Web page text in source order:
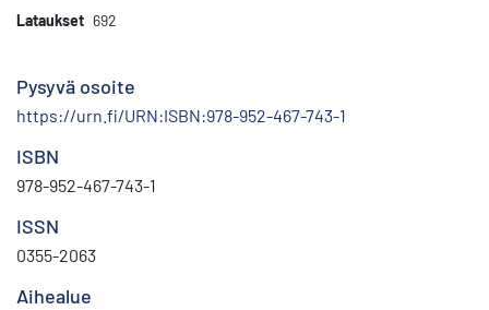
Lataukset 692
Pysyvä osoite
https://urn.fi/URN:ISBN:978-952-467-743-1
ISBN
978-952-467-743-1
ISSN
0355-2063
Aihealue